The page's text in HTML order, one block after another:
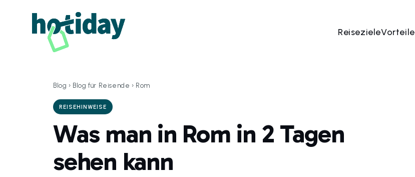
ReisezieleVorteile
Blog › Blog für Reisende › Rom
REISEHINWEISE
Was man in Rom in 2 Tagen
sehen kann